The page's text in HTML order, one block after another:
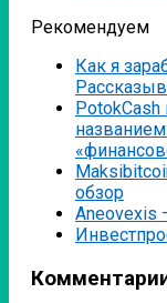
Рекомендуем
Как я
обзор
Аneovexis